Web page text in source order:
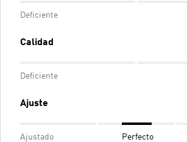
Deficiente
Calidad
Deficiente
Ajuste
Ajustado Perfecto